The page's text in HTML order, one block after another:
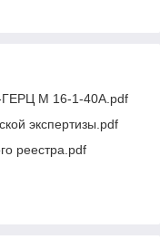
ГЕРЦ М 16-1-40A.pdf
экспертизы.pdf
реестра.pdf